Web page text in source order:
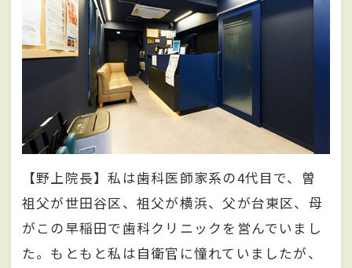
【野上院長】私は歯科医師家系の4代目で、曽
祖父が世田谷区、祖父が横浜、父が台東区、母
がこの早稲田で歯科クリニックを営んでいまし
た。もともと私は自衛官に憧れていましたが、